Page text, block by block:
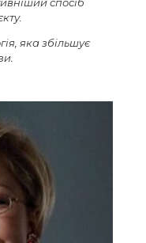
яка збільшує